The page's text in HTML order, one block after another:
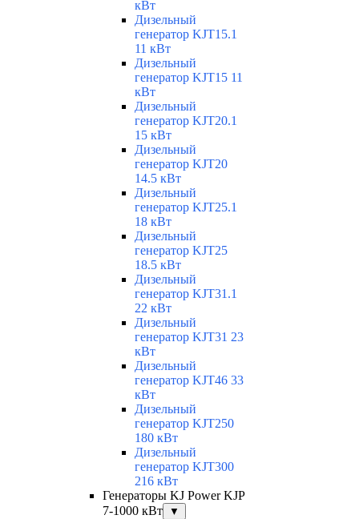
кВт
Дизельный
генератор KJT15.1
11 кВт
Дизельный
генератор KJT15 11
кВт
Дизельный
генератор KJT20.1
15 кВт
Дизельный
генератор KJT20
14.5 кВт
Дизельный
генератор KJT25.1
18 кВт
Дизельный
генератор KJT25
18.5 кВт
Дизельный
генератор KJT31.1
22 кВт
Дизельный
генератор KJT31 23
кВт
Дизельный
генератор KJT46 33
кВт
Дизельный
генератор KJT250
180 кВт
Дизельный
генератор KJT300
216 кВт
Генераторы KJ Power KJP
7-1000 кВт
▼